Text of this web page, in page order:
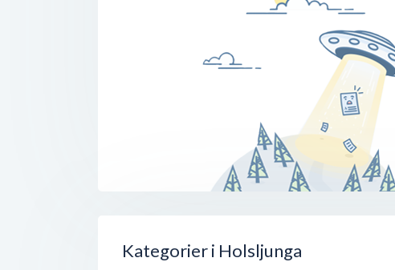
Kategorier i Holsljunga